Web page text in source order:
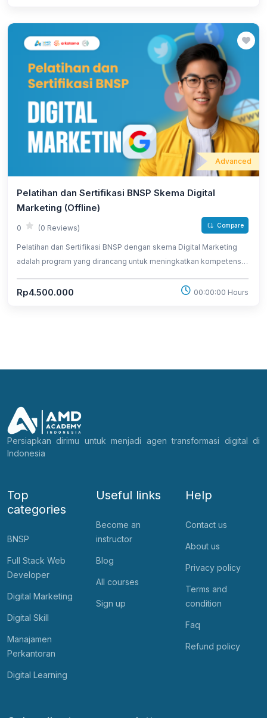
Advanced
Pelatihan dan Sertifikasi BNSP Skema Digital
Marketing (Offline)
0 (0 Reviews) Compare
Pelatihan dan Sertifikasi BNSP dengan skema Digital Marketing
adalah program yang dirancang untuk meningkatkan kompetensi
kalangan, pelajar, mahasiswa, business owner, hingga karyawan
Rp4.500.000 00:00:00 Hours
Persiapkan dirimu untuk menjadi agen transformasi digital di
Indonesia
Top
categories
BNSP
Full Stack Web
Developer
Digital Marketing
Digital Skill
Manajamen
Perkantoran
Digital Learning
Useful links
Become an
instructor
Blog
All courses
Sign up
Help
Contact us
About us
Privacy policy
Terms and
condition
Faq
Refund policy